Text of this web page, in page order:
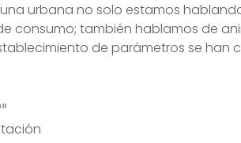
urbana no solo estamos
consumo; también hablamos de
de parámetros se han